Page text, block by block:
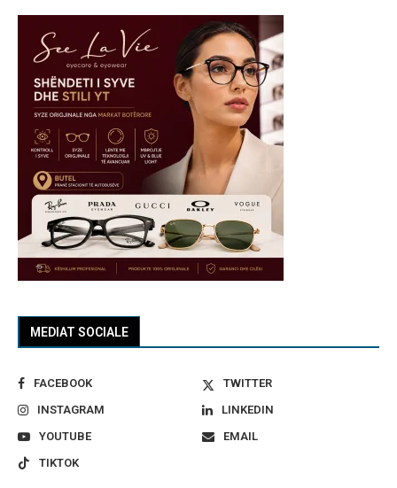
MEDIAT SOCIALE
FACEBOOK
TWITTER
INSTAGRAM
LINKEDIN
YOUTUBE
EMAIL
TIKTOK